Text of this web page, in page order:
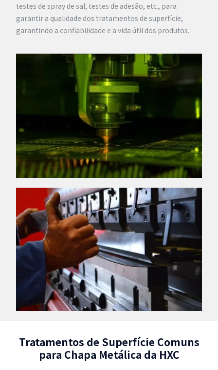
testes de spray de sal, testes de adesão, etc., para
garantir a qualidade dos tratamentos de superfície,
garantindo a confiabilidade e a vida útil dos produtos.
Tratamentos de Superfície Comuns
para Chapa Metálica da HXC